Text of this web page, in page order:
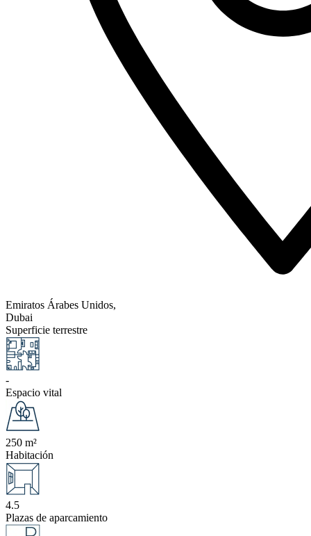
Emiratos Árabes Unidos,
Dubai
Superficie terrestre
-
Espacio vital
250 m²
Habitación
4.5
Plazas de aparcamiento